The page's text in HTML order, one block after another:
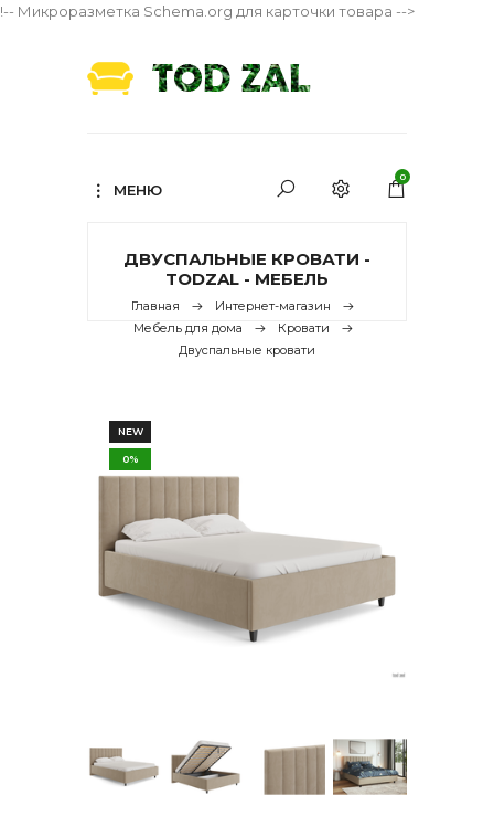
!-- Микроразметка Schema.org для карточки товара -->
МЕНЮ
0
ДВУСПАЛЬНЫЕ КРОВАТИ -
TODZAL - МЕБЕЛЬ
Главная
Интернет-магазин
Мебель для дома
Кровати
Двуспальные кровати
NEW
0%